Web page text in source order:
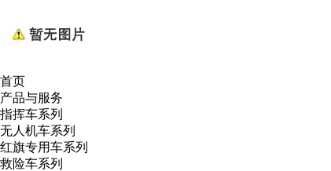
首页
产品与服务
指挥车系列
无人机车系列
红旗专用车系列
救险车系列